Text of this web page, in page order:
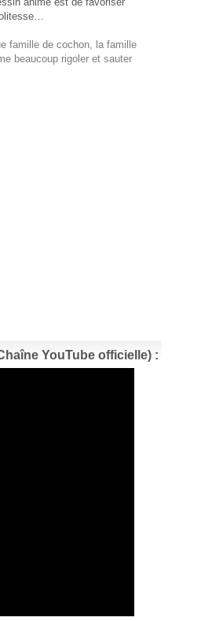
famille de cochon, la famille
beaucoup rigoler et sauter
YouTube officielle) :